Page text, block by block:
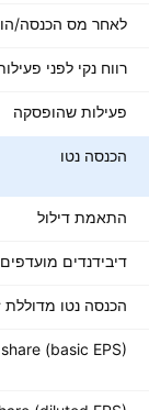
פעילות שהופסקה
הכנסה נטו
התאמת דילול
דיבידנדים מועדפים